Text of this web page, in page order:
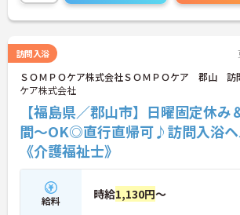
訪問入浴
ＳＯＭＰＯケア株式会社ＳＯＭＰＯケア 郡山 訪
ケア株式会社
【福島県／郡山市】日曜固定休
間～OK◎直行直帰可♪訪問入浴ヘ
《介護福祉士》
給料 時給1,130円～